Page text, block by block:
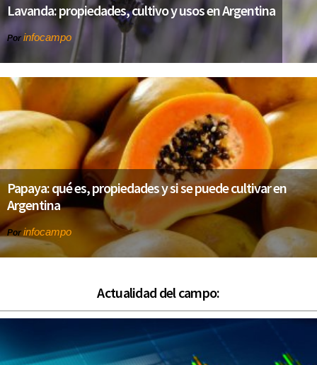
Lavanda: propiedades, cultivo y usos en Argentina
Por infocampo
Papaya: qué es, propiedades y si se puede cultivar en
Argentina
Por infocampo
Actualidad del campo: